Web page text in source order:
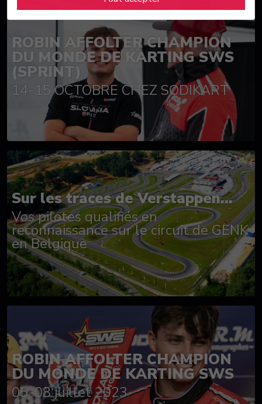
ROBIN AFFOLTER CHAMPION
DU MONDE DE KARTING SWS
(SPRINT)
14-15 OCTOBRE CHEZ SODIKART
Sur les traces de Verstappen...
Vos pilotes qualifiés en
reconnaissance sur le circuit de GENK
en Belgique
ROBIN AFFOLTER CHAMPION
DU MONDE DE KARTING SWS
05-08 juillet 2023